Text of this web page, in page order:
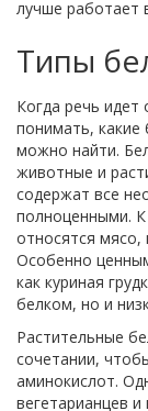
лучше работает
Типы
Когда речь идет
понимать, какие
можно найти.
животные и
содержат все
полноценными.
относятся
Особенно
как куриная
белком, но и
Растительные
сочетании,
аминокислот.
вегетарианцев